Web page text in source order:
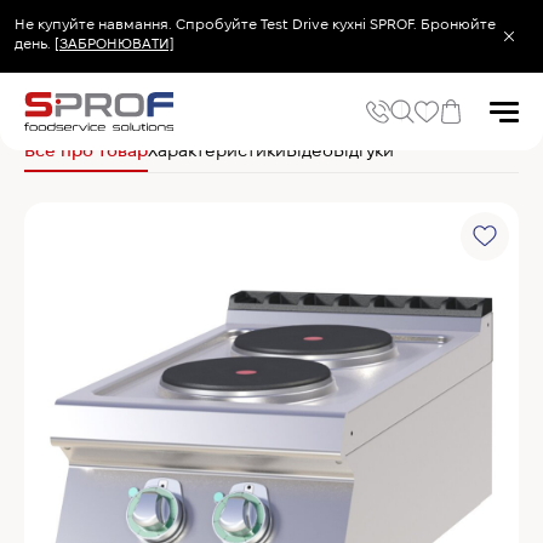
Не купуйте навмання. Спробуйте Test Drive кухні SPROF. Бронюйте
день. [ЗАБРОНЮВАТИ]
Печі та пароконвектомати
Холодильне та Морозильне обладнання
Овочерізки професійні
Хімія для пароконвектоматів
Хімія для посудомийних машин
Популярні товари
Головна Теплове обладнання RM Gastro Плита SP 704
Все про товарХарактеристикиВідеоВідгуки